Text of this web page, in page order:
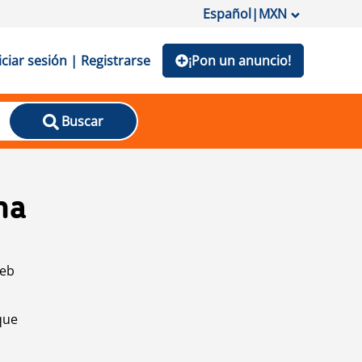
Español|MXN
sesión | Registrarse ¡Pon un anuncio!
Buscar